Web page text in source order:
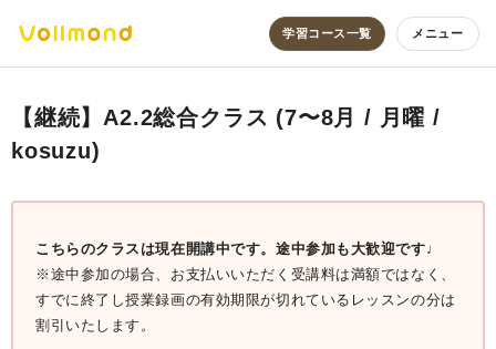
学習コース一覧 メニュー
【継続】A2.2総合クラス (7〜8月 / 月曜 /
kosuzu)
こちらのクラスは現在開講中です。途中参加も大歓迎です♩
※途中参加の場合、お支払いいただく受講料は満額ではなく、
すでに終了し授業録画の有効期限が切れているレッスンの分は
割引いたします。